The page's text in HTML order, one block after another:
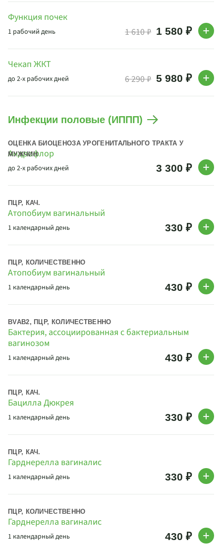
Функция почек
1 рабочий день 1 610 ₽ 1 580 ₽
Чекап ЖКТ
до 2-х рабочих дней 6 290 ₽ 5 980 ₽
Инфекции половые (ИППП)
Андрофлор
ОЦЕНКА БИОЦЕНОЗА УРОГЕНИТАЛЬНОГО ТРАКТА У
МУЖЧИН
до 2-х рабочих дней 3 300 ₽
Атопобиум вагинальный
ПЦР, КАЧ.
1 календарный день 330 ₽
Атопобиум вагинальный
ПЦР, КОЛИЧЕСТВЕННО
1 календарный день 430 ₽
Бактерия, ассоциированная с бактериальным
вагинозом
BVAB2, ПЦР, КОЛИЧЕСТВЕННО
1 календарный день 430 ₽
Бацилла Дюкрея
ПЦР, КАЧ.
1 календарный день 330 ₽
Гарднерелла вагиналис
ПЦР, КАЧ.
1 календарный день 330 ₽
Гарднерелла вагиналис
ПЦР, КОЛИЧЕСТВЕННО
1 календарный день 430 ₽